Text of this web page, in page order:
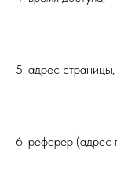
5. адрес
6. реферер (адрес